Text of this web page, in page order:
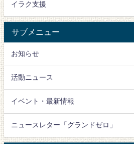
イラク支援
サブメニュー
お知らせ
活動ニュース
イベント・最新情報
ニュースレター「グランドゼロ」